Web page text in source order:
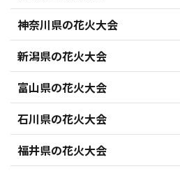
神奈川県の花火大会
新潟県の花火大会
富山県の花火大会
石川県の花火大会
福井県の花火大会